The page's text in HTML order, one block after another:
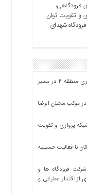
فرودگاهی،
و تقویت توان
شهدای
خدمات رسانی موکب محبان الرضای شهرداری منطقه ۴ در مسیر
در موکب محبان الرضا
پروازی و تقویت
با فعالیت حسینیه
شرکت فرودگاه ها و
اقتدار عملیاتی و